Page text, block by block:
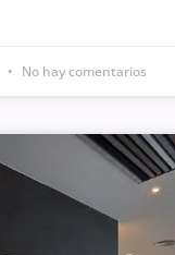
No hay comentarios